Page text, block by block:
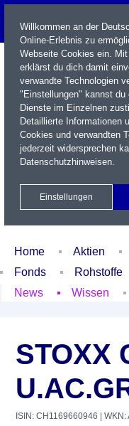
Name / WKN / ISIN / Kürzel
Xetra Realtime
Home Aktien
Fonds
Rohstoffe
News
Wissen
STOXX
ISIN: CH1169660946 |
Willkommen an der
Online-Erlebnis zu
Webseite Cookies ein.
erklärst du dich damit
verwandte Technologien
"Einstellungen" kannst du
Dienste im Einzelnen
Detaillierte Informationen
Cookies und verwandten
jederzeit widersprechen
Datenschutzhinweisen.
Einstellungen